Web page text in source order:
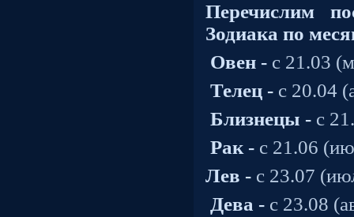
Перечислим
Зодиака по
Овен - с 21.03
Телец - с 20.04
Близнецы - с
Рак - с 21.06
Лев - с 23.07
Дева - с 23.08